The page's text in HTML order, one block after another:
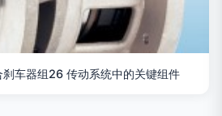
车器组26 传动系统中的关键组件